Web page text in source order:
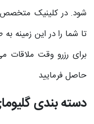
شود. در کلینیک متخصص
تا شما را در این زمینه
برای رزرو وقت ملاقات
حاصل فرمایید
دسته بندی